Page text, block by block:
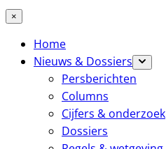
×
Home
Nieuws & Dossiers
Persberichten
Columns
Cijfers & onderzoek
Dossiers